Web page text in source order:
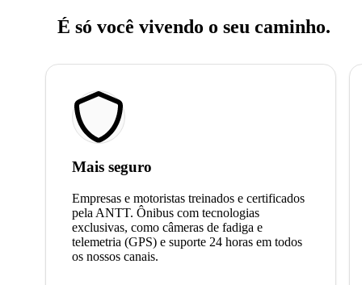
É só você vivendo o seu caminho.
Mais seguro
Empresas e motoristas treinados e certificados
pela ANTT. Ônibus com tecnologias
exclusivas, como câmeras de fadiga e
telemetria (GPS) e suporte 24 horas em todos
os nossos canais.